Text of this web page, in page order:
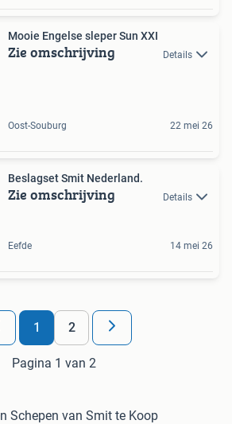
Mooie Engelse sleper Sun XXI
Zie omschrijving Details
Oost-Souburg 22 mei 26
Beslagset Smit Nederland.
Zie omschrijving Details
Eefde 14 mei 26
1 2
Pagina 1 van 2
Schepen van Smit te Koop